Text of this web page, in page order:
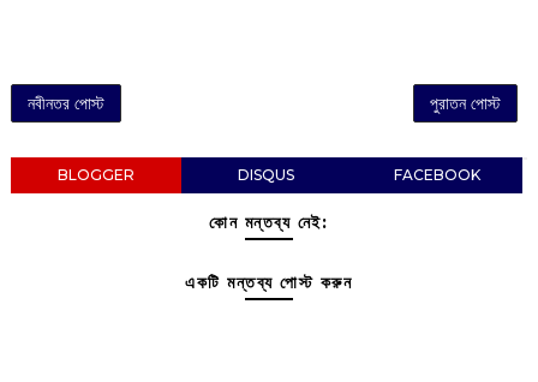
নবীনতর পোস্ট পুরাতন পোস্ট
BLOGGER DISQUS FACEBOOK
কোন মন্তব্য নেই:
একটি মন্তব্য পোস্ট করুন